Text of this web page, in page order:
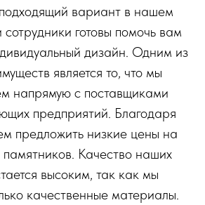
вариант в нашем
готовы помочь вам
дизайн. Одним из
является то, что мы
напрямую с поставщиками
предприятий. Благодаря
предложить низкие цены на
памятников. Качество наших
высоким, так как мы
качественные материалы.